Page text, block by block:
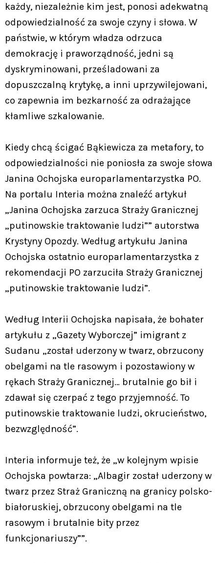
każdy, niezależnie kim jest, ponosi adekwatną
odpowiedzialność za swoje czyny i słowa. W
państwie, w którym władza odrzuca
demokrację i praworządność, jedni są
dyskryminowani, prześladowani za
dopuszczalną krytykę, a inni uprzywilejowani,
co zapewnia im bezkarność za odrażające
kłamliwe szkalowanie.
Kiedy chcą ścigać Bąkiewicza za metafory, to
odpowiedzialności nie poniosła za swoje słowa
Janina Ochojska europarlamentarzystka PO.
Na portalu Interia można znaleźć artykuł
„Janina Ochojska zarzuca Straży Granicznej
„putinowskie traktowanie ludzi”” autorstwa
Krystyny Opozdy. Według artykułu Janina
Ochojska ostatnio europarlamentarzystka z
rekomendacji PO zarzuciła Straży Granicznej
„putinowskie traktowanie ludzi”.
Według Interii Ochojska napisała, że bohater
artykułu z „Gazety Wyborczej” imigrant z
Sudanu „został uderzony w twarz, obrzucony
obelgami na tle rasowym i pozostawiony w
rękach Straży Granicznej… brutalnie go bił i
zdawał się czerpać z tego przyjemność. To
putinowskie traktowanie ludzi, okrucieństwo,
bezwzględność”.
Interia informuje też, że „w kolejnym wpisie
Ochojska powtarza: „Albagir został uderzony w
twarz przez Straż Graniczną na granicy polsko-
białoruskiej, obrzucony obelgami na tle
rasowym i brutalnie bity przez
funkcjonariuszy””.